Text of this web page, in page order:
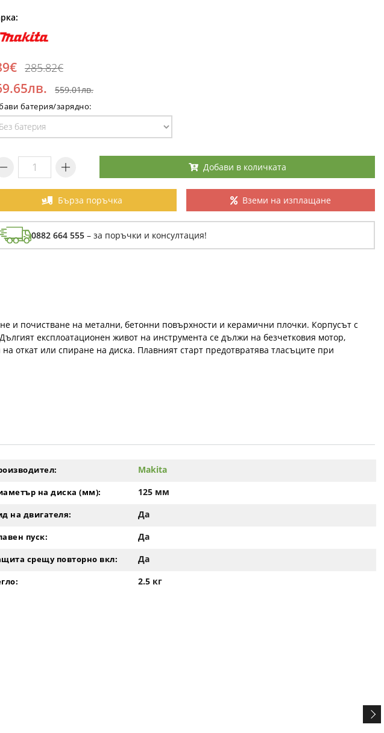
285.82€
559.01лв.
батерия/зарядно:
Добави в количката
Бърза поръчка Вземи на изплащане
0882 664 555 – за поръчки и консултация!
и почистване на метални, бетонни повърхности и керамични плочки. Корпусът с
експлоатационен живот на инструмента се дължи на безчетковия мотор,
откат или спиране на диска. Плавният старт предотвратява тласъците при
Makita
на диска (мм): 125 мм
на двигателя: Да
пуск: Да
срещу повторно вкл: Да
2.5 кг